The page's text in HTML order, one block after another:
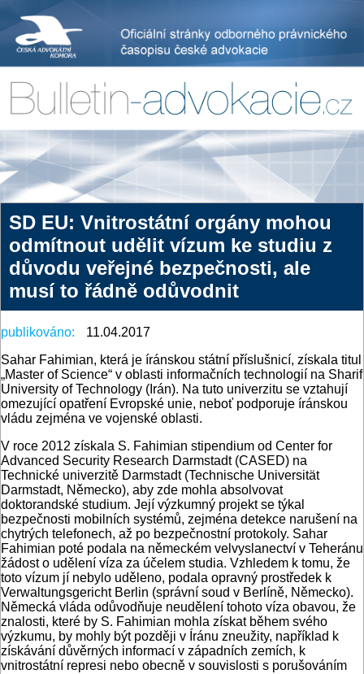
SD EU: Vnitrostátní orgány mohou
odmítnout udělit vízum ke studiu z
důvodu veřejné bezpečnosti, ale
musí to řádně odůvodnit
publikováno:
11.04.2017
Sahar Fahimian, která je íránskou státní příslušnicí, získala titul
„Master of Science“ v oblasti informačních technologií na Sharif
University of Technology (Irán). Na tuto univerzitu se vztahují
omezující opatření Evropské unie, neboť podporuje íránskou
vládu zejména ve vojenské oblasti.
V roce 2012 získala S. Fahimian stipendium od Center for
Advanced Security Research Darmstadt (CASED) na
Technické univerzitě Darmstadt (Technische Universität
Darmstadt, Německo), aby zde mohla absolvovat
doktorandské studium. Její výzkumný projekt se týkal
bezpečnosti mobilních systémů, zejména detekce narušení na
chytrých telefonech, až po bezpečnostní protokoly. Sahar
Fahimian poté podala na německém velvyslanectví v Teheránu
žádost o udělení víza za účelem studia. Vzhledem k tomu, že
toto vízum jí nebylo uděleno, podala opravný prostředek k
Verwaltungsgericht Berlin (správní soud v Berlíně, Německo).
Německá vláda odůvodňuje neudělení tohoto víza obavou, že
znalosti, které by S. Fahimian mohla získat během svého
výzkumu, by mohly být později v Íránu zneužity, například k
získávání důvěrných informací v západních zemích, k
vnitrostátní represi nebo obecně v souvislosti s porušováním